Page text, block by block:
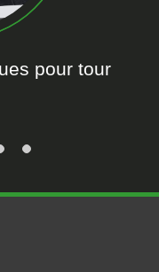
pour tour